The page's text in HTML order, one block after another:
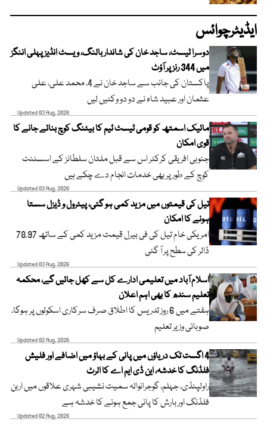
ایڈیٹرچوائس
دوسرا ٹیسٹ، ساجد خان کی شاندار بالنگ، ویسٹ انڈیز پہلی اننگز
میں 344 رنز پر آؤٹ
پاکستان کی جانب سے ساجد خان نے 4، محمد علی، علی
عثمان اور عبید شاہ نے دو دو وکٹیں لیں
Updated 03 Aug, 2026
مائیک اسمتھ کو قومی ٹیسٹ ٹیم کا بیٹنگ کوچ بنائے جانے کا
قوی امکان
جنوبی افریقی کرکٹر اس سے قبل ملتان سلطانز کے اسسٹنٹ
کوچ کے طور پر بھی خدمات انجام دے چکے ہیں
Updated 03 Aug, 2026
تیل کی قیمتوں میں مزید کمی ہو گئی، پیٹرول و ڈیزل سستا
ہونے کا امکان
امریکی خام تیل کی فی بیرل قیمت مزید کمی کے ساتھ 78.97
ڈالر کی سطح پر آ گئی
Updated 03 Aug, 2026
اسلام آباد میں تعلیمی ادارے کل سے کھل جائیں گے، محکمہ
تعلیم سندھ کا بھی اہم اعلان
ہفتے میں 6 روز تدریس کا اطلاق صرف سرکاری اسکولوں پر ہوگا،
صوبائی وزیر تعلیم
Updated 02 Aug, 2026
4 اگست تک دریاؤں میں پانی کے بہاؤ میں اضافے اور فلیش
فلڈنگ کا خدشہ، این ڈی ایم اے کا الرٹ
راولپنڈی، جہلم، گوجرانوالہ سمیت نشیبی شہری علاقوں میں اربن
فلڈنگ اور بارش کا پانی جمع ہونے کا خدشہ ہے
Updated 02 Aug, 2026